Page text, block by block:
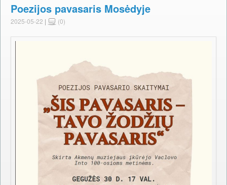
Poezijos pavasaris Mosėdyje
2025-05-22 | (0)